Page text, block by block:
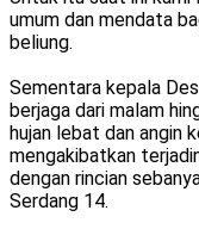
umum dan mendata
beliung.
Sementara kepala
berjaga dari malam
hujan lebat dan angin
mengakibatkan
dengan rincian
Serdang 14.